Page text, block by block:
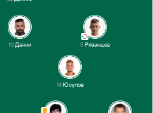
14Юсупов
10Данни 5 Рязанцев